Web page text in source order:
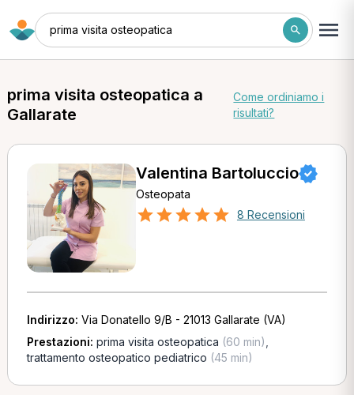
prima visita osteopatica
prima visita osteopatica a
Gallarate
Come ordiniamo i
risultati?
Valentina Bartoluccio
Osteopata
8 Recensioni
Indirizzo: Via Donatello 9/B - 21013 Gallarate (VA)
Prestazioni: prima visita osteopatica (60 min)
trattamento osteopatico pediatrico (45 min)